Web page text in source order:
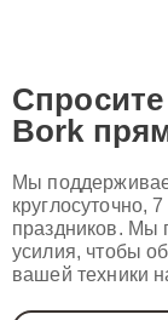
Спросите
Bork
Мы
круглосуточно,
праздников. Мы
усилия, чтобы
вашей техники